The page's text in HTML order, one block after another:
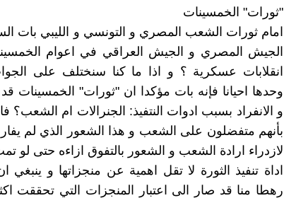
"ثورات" الخمسينات
امام ثورات الشعب المصري و التونسي و الليبي بات
الجيش المصري و الجيش العراقي في اعوام
انقلابات عسكرية ؟ و اذا ما كنا سنختلف على
وحدها احيانا فإنه بات مؤكدا ان "ثورات"
و الانفراد بسبب ادوات النتفيذ: الجنرالات ام الشعب؟
بأنهم متفضلون على الشعب و هذا الشعور الذي لم
لازدراء ارادة الشعب و الشعور بالتفوق ازاءه حتى لو
اداة تنفيذ الثورة لا تقل اهمية عن منجزاتها و
رهطا منا قد صار الى اعتبار المنجزات التي تحققت